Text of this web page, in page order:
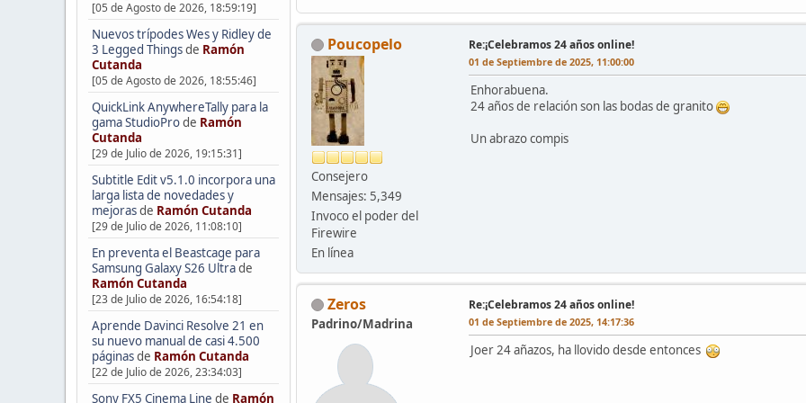
[05 de Agosto de 2026, 18:59:19]
Nuevos trípodes Wes y Ridley de
3 Legged Thingsde Ramón
Cutanda
[05 de Agosto de 2026, 18:55:46]
QuickLink AnywhereTally para la
gama StudioProde Ramón
Cutanda
[29 de Julio de 2026, 19:15:31]
Subtitle Edit v5.1.0 incorpora una
larga lista de novedades y
mejorasde Ramón Cutanda
[29 de Julio de 2026, 11:08:10]
En preventa el Beastcage para
Samsung Galaxy S26 Ultrade
Ramón Cutanda
[23 de Julio de 2026, 16:54:18]
Aprende Davinci Resolve 21 en
su nuevo manual de casi 4.500
páginasde Ramón Cutanda
[22 de Julio de 2026, 23:34:03]
Sony FX5 Cinema Line de Ramón
Poucopelo
Consejero
Mensajes: 5,349
Invoco el poder del
Firewire
En línea
Re:¡Celebramos 24 años online!
01 de Septiembre de 2025, 11:00:00
Enhorabuena.
24 años de relación son las bodas de granito
Un abrazo compis
Zeros
Padrino/Madrina
Re:¡Celebramos 24 años online!
01 de Septiembre de 2025, 14:17:36
Joer 24 añazos, ha llovido desde entonces